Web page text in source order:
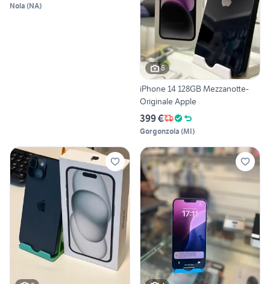
Nola (NA)
6
iPhone 14 128GB Mezzanotte-
Originale Apple
399 €
Gorgonzola (MI)